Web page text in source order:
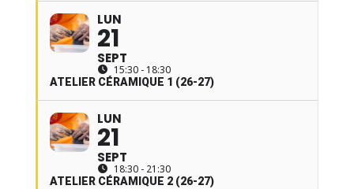
LUN
21
SEPT
15:30 - 18:30
ATELIER CÉRAMIQUE 1 (26-27)
LUN
21
SEPT
18:30 - 21:30
ATELIER CÉRAMIQUE 2 (26-27)